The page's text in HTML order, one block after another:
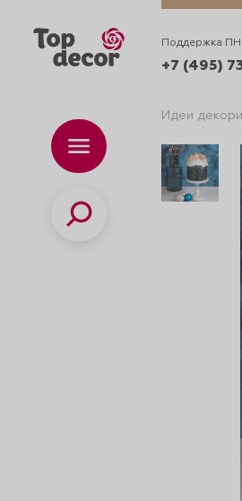
Поддержка
+7 (495)
+7
+7
Каталог
Поиск
Идеи